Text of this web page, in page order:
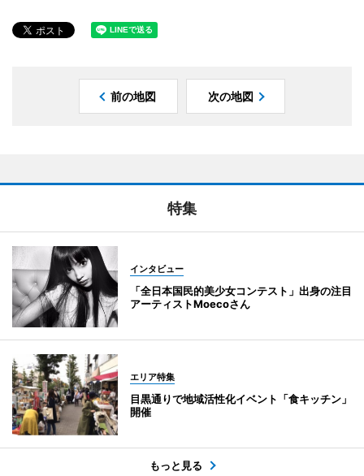
前の地図 次の地図
特集
インタビュー
「全日本国民的美少女コンテスト」出身の注目
アーティストMoecoさん
エリア特集
目黒通りで地域活性化イベント「食キッチン」
開催
もっと見る